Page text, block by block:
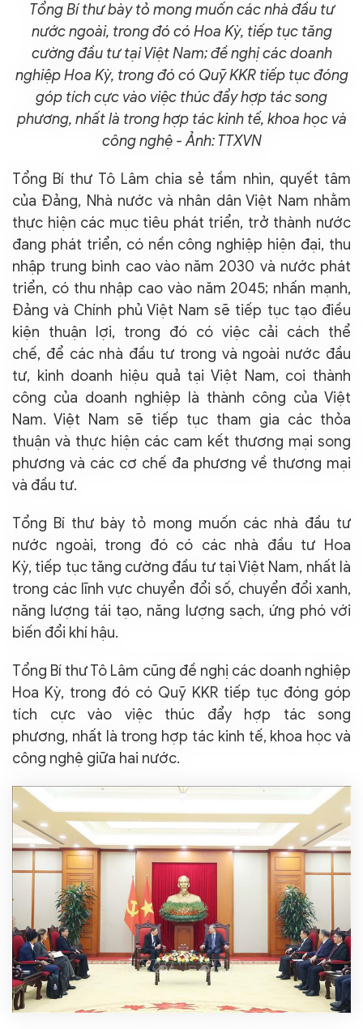
Tổng Bí thư bày tỏ mong muốn các nhà đầu tư
nước ngoài, trong đó có Hoa Kỳ, tiếp tục tăng
cường đầu tư tại Việt Nam; đề nghị các doanh
nghiệp Hoa Kỳ, trong đó có Quỹ KKR tiếp tục đóng
góp tích cực vào việc thúc đẩy hợp tác song
phương, nhất là trong hợp tác kinh tế, khoa học và
công nghệ - Ảnh: TTXVN
Tổng Bí thư Tô Lâm chia sẻ tầm nhìn, quyết tâm
của Đảng, Nhà nước và nhân dân Việt Nam nhằm
thực hiện các mục tiêu phát triển, trở thành nước
đang phát triển, có nền công nghiệp hiện đại, thu
nhập trung bình cao vào năm 2030 và nước phát
triển, có thu nhập cao vào năm 2045; nhấn mạnh,
Đảng và Chính phủ Việt Nam sẽ tiếp tục tạo điều
kiện thuận lợi, trong đó có việc cải cách thể
chế, để các nhà đầu tư trong và ngoài nước đầu
tư, kinh doanh hiệu quả tại Việt Nam, coi thành
công của doanh nghiệp là thành công của Việt
Nam. Việt Nam sẽ tiếp tục tham gia các thỏa
thuận và thực hiện các cam kết thương mại song
phương và các cơ chế đa phương về thương mại
và đầu tư.
Tổng Bí thư bày tỏ mong muốn các nhà đầu tư
nước ngoài, trong đó có các nhà đầu tư Hoa
Kỳ, tiếp tục tăng cường đầu tư tại Việt Nam, nhất là
trong các lĩnh vực chuyển đổi số, chuyển đổi xanh,
năng lượng tái tạo, năng lượng sạch, ứng phó với
biến đổi khí hậu.
Tổng Bí thư Tô Lâm cũng đề nghị các doanh nghiệp
Hoa Kỳ, trong đó có Quỹ KKR tiếp tục đóng góp
tích cực vào việc thúc đẩy hợp tác song
phương, nhất là trong hợp tác kinh tế, khoa học và
công nghệ giữa hai nước.